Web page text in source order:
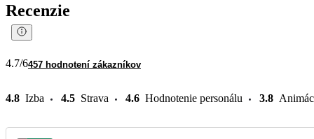
Recenzie
4.7/6457 hodnotení zákazníkov
4.8 Izba 4.5 Strava 4.6 Hodnotenie personálu 3.8